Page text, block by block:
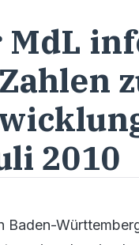
MdL
2010
Baden-